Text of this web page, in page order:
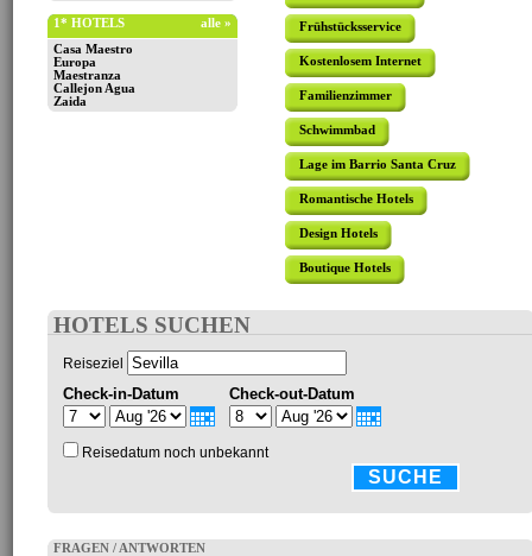
alle »
1* HOTELS
Casa Maestro
Europa
Maestranza
Callejon Agua
Zaida
Frühstücksservice
Kostenlosem Internet
Familienzimmer
Schwimmbad
Lage im Barrio Santa Cruz
Romantische Hotels
Design Hotels
Boutique Hotels
HOTELS SUCHEN
Reiseziel
Check-in-Datum Check-out-Datum
Reisedatum noch unbekannt
SUCHE
FRAGEN / ANTWORTEN